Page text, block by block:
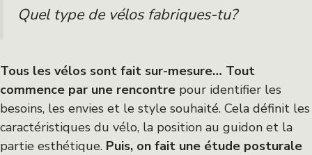
Quel type de vélos fabriques-tu?
Tous les vélos sont fait sur-mesure… Tout
commence par une rencontre pour identifier les
besoins, les envies et le style souhaité. Cela définit les
caractéristiques du vélo, la position au guidon et la
partie esthétique. Puis, on fait une étude posturale